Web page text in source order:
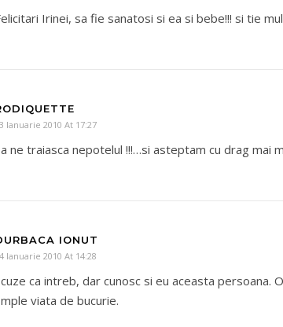
Irinei, sa fie sanatosi si ea si bebe!!! si tie
Ianuarie 2010 At 17:27
ne traiasca nepotelul !!!…si asteptam cu drag mai
IONUT
Ianuarie 2010 At 14:28
ca intreb, dar cunosc si eu aceasta persoana.
viata de bucurie.